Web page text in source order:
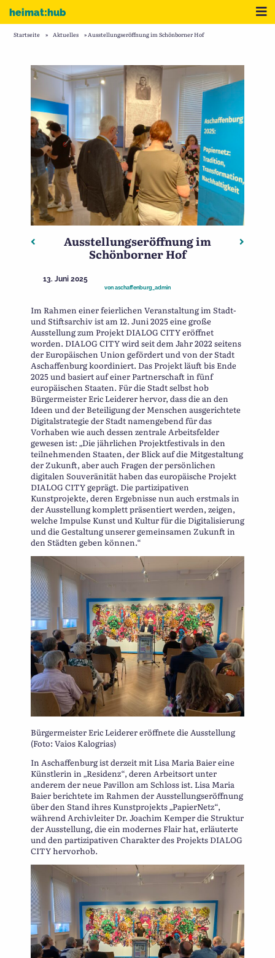
Zum Inhalt
heimat:hub
Startseite » Aktuelles »Ausstellungseröffnung im Schönborner Hof
Beitragsnavigation
Vorheriger: POP AB oder: die Aschaffenburger
Ausstellungseröffnung im
Schönborner Hof
13. Juni 2025
von aschaffenburg_admin
Im Rahmen einer feierlichen Veranstaltung im Stadt-
und Stiftsarchiv ist am 12. Juni 2025 eine große
Ausstellung zum Projekt DIALOG CITY eröffnet
worden. DIALOG CITY wird seit dem Jahr 2022 seitens
der Europäischen Union gefördert und von der Stadt
Aschaffenburg koordiniert. Das Projekt läuft bis Ende
2025 und basiert auf einer Partnerschaft in fünf
europäischen Staaten. Für die Stadt selbst hob
Bürgermeister Eric Leiderer hervor, dass die an den
Ideen und der Beteiligung der Menschen ausgerichtete
Digitalstrategie der Stadt namengebend für das
Vorhaben wie auch dessen zentrale Arbeitsfelder
gewesen ist: „Die jährlichen Projektfestivals in den
teilnehmenden Staaten, der Blick auf die Mitgestaltung
der Zukunft, aber auch Fragen der persönlichen
digitalen Souveränität haben das europäische Projekt
DIALOG CITY geprägt. Die partizipativen
Kunstprojekte, deren Ergebnisse nun auch erstmals in
der Ausstellung komplett präsentiert werden, zeigen,
welche Impulse Kunst und Kultur für die Digitalisierung
und die Gestaltung unserer gemeinsamen Zukunft in
den Städten geben können.“
Bürgermeister Eric Leiderer eröffnete die Ausstellung
(Foto: Vaios Kalogrias)
In Aschaffenburg ist derzeit mit Lisa Maria Baier eine
Künstlerin in „Residenz“, deren Arbeitsort unter
anderem der neue Pavillon am Schloss ist. Lisa Maria
Baier berichtete im Rahmen der Ausstellungseröffnung
über den Stand ihres Kunstprojekts „PapierNetz“,
während Archivleiter Dr. Joachim Kemper die Struktur
der Ausstellung, die ein modernes Flair hat, erläuterte
und den partizipativen Charakter des Projekts DIALOG
CITY hervorhob.